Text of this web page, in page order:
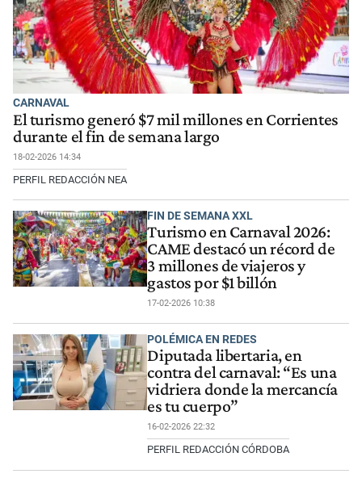
CARNAVAL
El turismo generó $7 mil millones en Corrientes
durante el fin de semana largo
18-02-2026 14:34
PERFIL REDACCIÓN NEA
FIN DE SEMANA XXL
Turismo en Carnaval 2026:
CAME destacó un récord de
3 millones de viajeros y
gastos por $1 billón
17-02-2026 10:38
POLÉMICA EN REDES
Diputada libertaria, en
contra del carnaval: “Es una
vidriera donde la mercancía
es tu cuerpo”
16-02-2026 22:32
PERFIL REDACCIÓN CÓRDOBA